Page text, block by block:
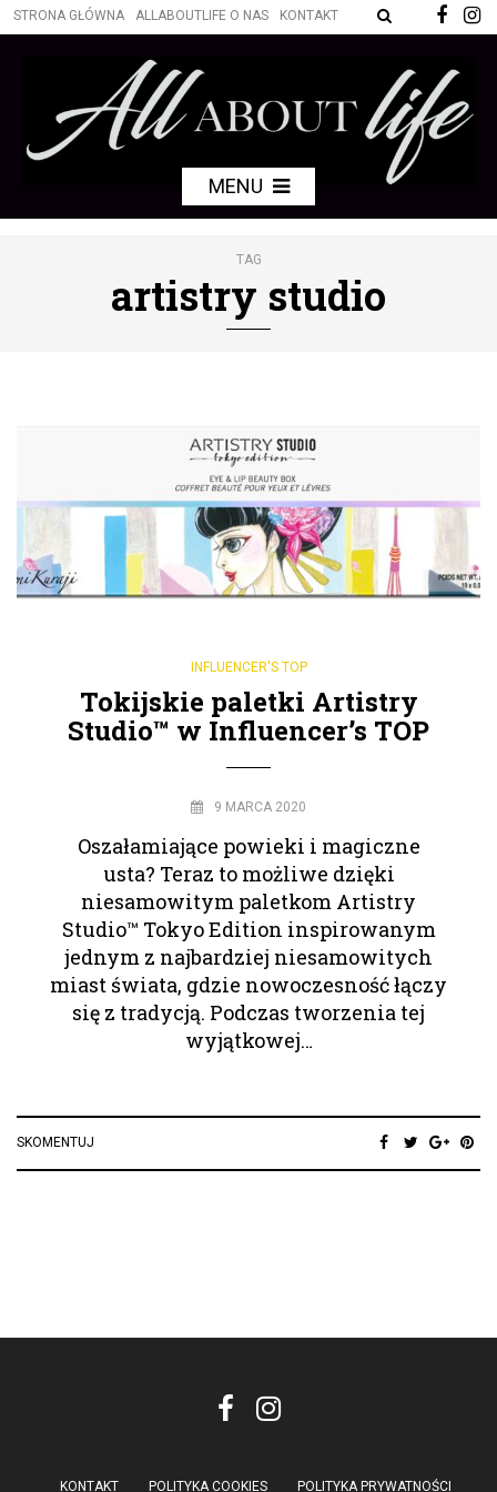
STRONA GŁÓWNA ALLABOUTLIFE O NAS KONTAKT
MENU
TAG
artistry studio
INFLUENCER'S TOP
Tokijskie paletki Artistry
Studio™ w Influencer’s TOP
9 MARCA 2020
Oszałamiające powieki i magiczne
usta? Teraz to możliwe dzięki
niesamowitym paletkom Artistry
Studio™ Tokyo Edition inspirowanym
jednym z najbardziej niesamowitych
miast świata, gdzie nowoczesność łączy
się z tradycją. Podczas tworzenia tej
wyjątkowej…
SKOMENTUJ
KONTAKT POLITYKA COOKIES POLITYKA PRYWATNOŚCI